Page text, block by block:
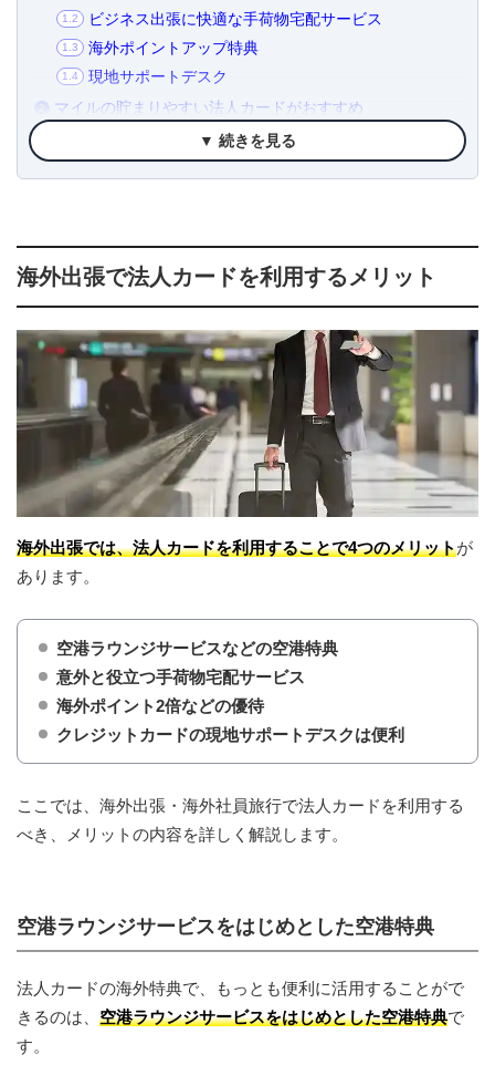
1.2 ビジネス出張に快適な手荷物宅配サービス
1.3 海外ポイントアップ特典
1.4 現地サポートデスク
2 マイルの貯まりやすい法人カードがおすすめ
海外出張用の法人カードは旅行傷害保険にも注目しよう
航空便遅延保険は利用頻度が意外と高い
7 海外出張用の法人カードで選ぶべき国際ブランドは？
海外キャッシングを利用できる法人カードがお得
9 海外出張・海外社員旅行でおすすめの法人カード
アメックスビジネスゴールド
セゾンプラチナ・ビジネス・アメリカン・エキスプレ
ス®・カード
楽天ビジネスカード
9.4 オリコ EX Gold for Biz
ラグジュアリーカード法人ブラック
10 法人カードについてよくある質問
10.1
ドって何が違うの？
10.3 Q. 法人カードの社員用の追加カードって誰が使って
もいいの？
10.4 Q. 法人カードのETCカードは何枚発行できる？
Q. 法人カードの発行にかかる日数はどれくらい？
▼ 続きを見る
海外出張で法人カードを利用するメリット
海外出張では、法人カードを利用することで4つのメリットが
あります。
空港ラウンジサービスなどの空港特典
意外と役立つ手荷物宅配サービス
海外ポイント2倍などの優待
クレジットカードの現地サポートデスクは便利
ここでは、海外出張・海外社員旅行で法人カードを利用する
べき、メリットの内容を詳しく解説します。
空港ラウンジサービスをはじめとした空港特典
法人カードの海外特典で、もっとも便利に活用することがで
きるのは、 空港ラウンジサービスをはじめとした空港特典で
す。